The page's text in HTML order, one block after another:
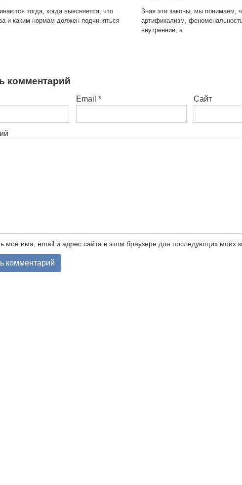
тогда, когда выясняется, что
и каким нормам должен подчиняться
Зная эти законы, мы понимаем,
артификализм,
внутренние, а
комментарий
Email * Сайт
моё имя, email и адрес сайта в этом браузере для последующих моих